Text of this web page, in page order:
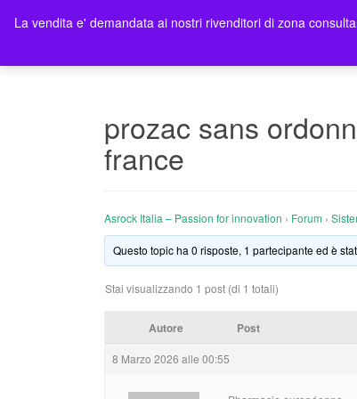
prozac sans
france
Asrock Italia – Passion for innovation › Forum ›
Questo topic ha 0 risposte, 1 partecipante ed è
Stai visualizzando 1 post (di 1 totali)
Autore Post
8 Marzo 2026 alle 00:55
La vendita e' demandata ai nostri rivenditori di zona